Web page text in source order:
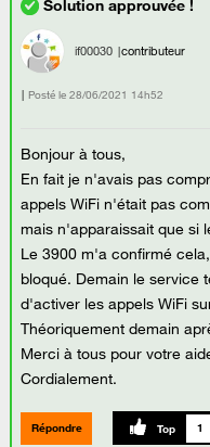
if00030 contributeur
Posté le ‎28/06/2021 14h52
Bonjour à tous,
En fait je n'avais pas
appels WiFi n'était pas
mais n'apparaissait que si
Le 3900 m'a confirmé
bloqué. Demain le service
d'activer les appels WiFi
Théoriquement demain
Merci à tous pour votre
Cordialement.
Répondre 1